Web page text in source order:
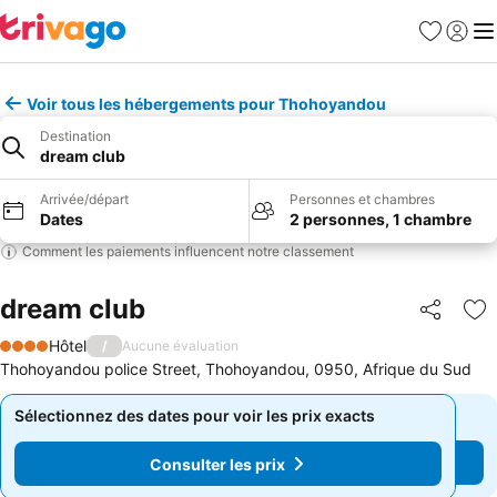
Favoris
Se
Voir tous les hébergements pour Thohoyandou
Destination
dream club
Arrivée/départ
Dates
Personnes et chambres
2 personnes, 1 chambre
Comment les paiements influencent notre classement
dream club Partager
4 Étoiles
Hôtel / Aucune évaluation
Thohoyandou police Street, Thohoyandou, 0950, Afrique du Sud
Sélectionnez des dates pour voir les prix exacts
Consulter les prix
Sélectionnez des dates pour voir les prix exacts
Consulter les prix